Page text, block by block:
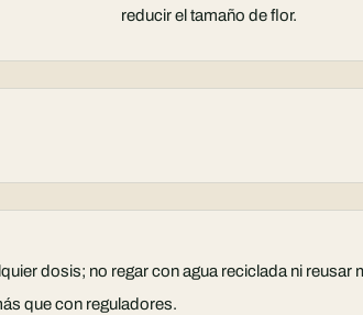
reducir el tamaño de flor.
dosis; no regar con agua reciclada ni reusar
que con reguladores.